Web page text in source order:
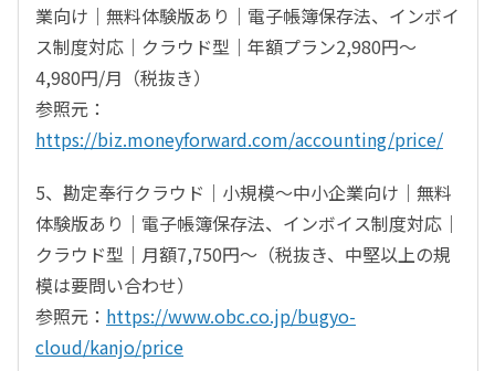
業向け｜無料体験版あり｜電子帳簿保存法、インボイ
ス制度対応｜クラウド型｜年額プラン2,980円～
4,980円/月（税抜き）
参照元：
https://biz.moneyforward.com/accounting/price/
5、勘定奉行クラウド｜小規模～中小企業向け｜無料
体験版あり｜電子帳簿保存法、インボイス制度対応｜
クラウド型｜月額7,750円～（税抜き、中堅以上の規
模は要問い合わせ）
参照元： https://www.obc.co.jp/bugyo-
cloud/kanjo/price